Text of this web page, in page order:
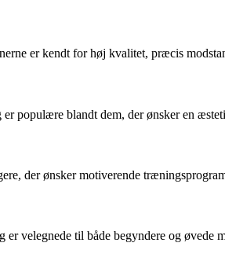
er kendt for høj kvalitet, præcis
populære blandt dem, der ønsker en
der ønsker motiverende
velegnede til både begyndere og øvede